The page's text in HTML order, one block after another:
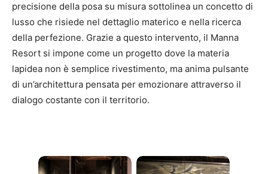
precisione della posa su misura sottolinea un concetto di
lusso che risiede nel dettaglio materico e nella ricerca
della perfezione. Grazie a questo intervento, il Manna
Resort si impone come un progetto dove la materia
lapidea non è semplice rivestimento, ma anima pulsante
di un’architettura pensata per emozionare attraverso il
dialogo costante con il territorio.